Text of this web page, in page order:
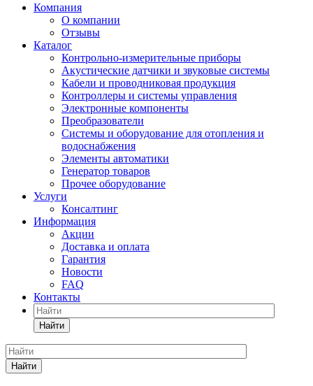
Компания
О компании
Отзывы
Каталог
Контрольно-измерительные приборы
Акустические датчики и звуковые системы
Кабели и проводниковая продукция
Контроллеры и системы управления
Электронные компоненты
Преобразователи
Системы и оборудование для отопления и
водоснабжения
Элементы автоматики
Генератор товаров
Прочее оборудование
Услуги
Консалтинг
Информация
Акции
Доставка и оплата
Гарантия
Новости
FAQ
Контакты
Найти
Найти